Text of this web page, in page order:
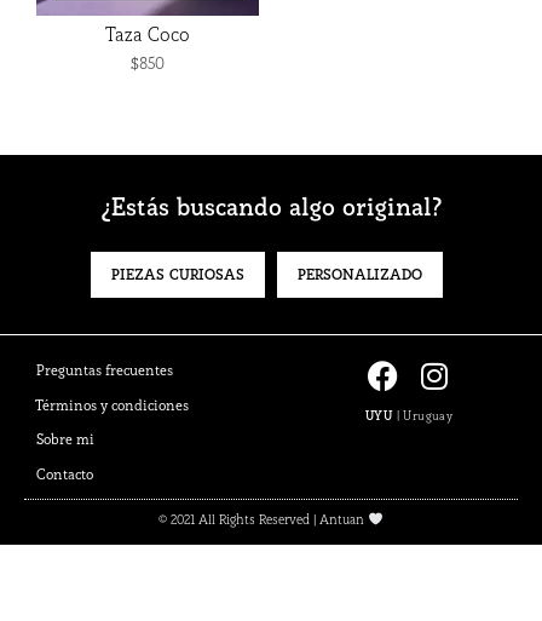
Taza Coco
$850
¿Estás buscando algo original?
PIEZAS CURIOSAS PERSONALIZADO
Preguntas frecuentes
Términos y condiciones
Sobre mi
Contacto
F
a
b
o
o
I
n
a
r
UYU|Uruguay
© 2021 All Rights Reserved | Antuan